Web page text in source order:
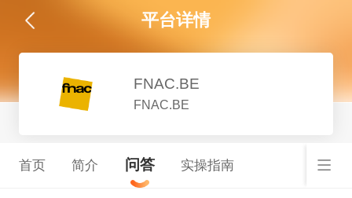
平台详情
FNAC.BE
FNAC.BE
首页 简介 问答 实操指南